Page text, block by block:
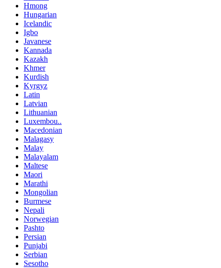
Hmong
Hungarian
Icelandic
Igbo
Javanese
Kannada
Kazakh
Khmer
Kurdish
Kyrgyz
Latin
Latvian
Lithuanian
Luxembou..
Macedonian
Malagasy
Malay
Malayalam
Maltese
Maori
Marathi
Mongolian
Burmese
Nepali
Norwegian
Pashto
Persian
Punjabi
Serbian
Sesotho